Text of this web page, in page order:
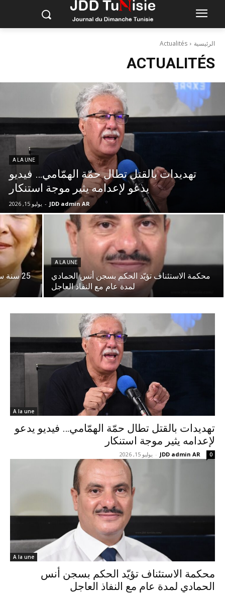
الرئيسية Actualités
ACTUALITÉS
A LA UNE
تهديدات بالقتل تطال حمّة الهمّامي… فيديو
يدعو لإعدامه يثير موجة استنكار
JDD admin AR
- يوليو 15, 2026
A LA UNE
محكمة الاستئناف تؤيّد الحكم بسجن أنس الحمادي
لمدة عام مع النفاذ العاجل
25
A la une
تهديدات بالقتل تطال حمّة الهمّامي… فيديو يدعو
لإعدامه يثير موجة استنكار
JDD admin AR
- يوليو 15, 2026 0
A la une
محكمة الاستئناف تؤيّد الحكم بسجن أنس
الحمادي لمدة عام مع النفاذ العاجل